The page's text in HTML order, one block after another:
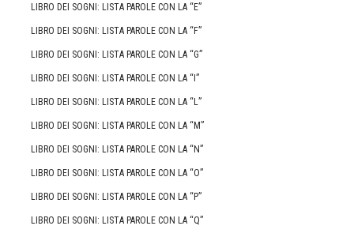
LIBRO DEI SOGNI: LISTA PAROLE CON LA “E”
LIBRO DEI SOGNI: LISTA PAROLE CON LA “F”
LIBRO DEI SOGNI: LISTA PAROLE CON LA “G”
LIBRO DEI SOGNI: LISTA PAROLE CON LA “I”
LIBRO DEI SOGNI: LISTA PAROLE CON LA “L”
LIBRO DEI SOGNI: LISTA PAROLE CON LA “M”
LIBRO DEI SOGNI: LISTA PAROLE CON LA “N”
LIBRO DEI SOGNI: LISTA PAROLE CON LA “O”
LIBRO DEI SOGNI: LISTA PAROLE CON LA “P”
LIBRO DEI SOGNI: LISTA PAROLE CON LA “Q”